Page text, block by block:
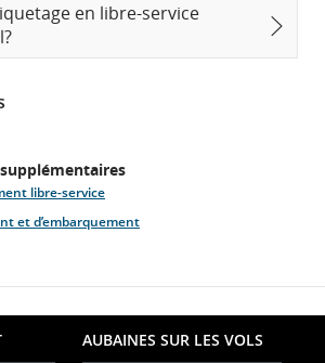
en libre-service
libre-service
et d’embarquement
AUBAINES SUR LES VOLS